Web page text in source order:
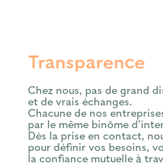
Transparence
Chez nous, pas de grand
et de vrais échanges.
Chacune de nos
par le même binôme
Dès la prise en contact,
pour définir vos besoins,
la confiance mutuelle à